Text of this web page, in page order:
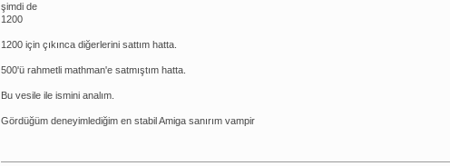
şimdi de
1200
1200 için çıkınca diğerlerini sattım hatta.
500'ü rahmetli mathman'e satmıştım hatta.
Bu vesile ile ismini analım.
Gördüğüm deneyimlediğim en stabil Amiga sanırım vampir